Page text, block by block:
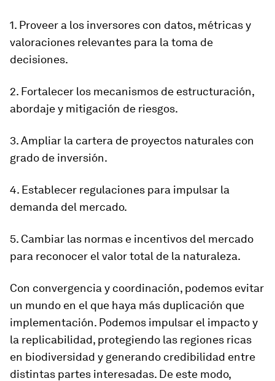
1. Proveer a los inversores con datos, métricas y
valoraciones relevantes para la toma de
decisiones.
2. Fortalecer los mecanismos de estructuración,
abordaje y mitigación de riesgos.
3. Ampliar la cartera de proyectos naturales con
grado de inversión.
4. Establecer regulaciones para impulsar la
demanda del mercado.
5. Cambiar las normas e incentivos del mercado
para reconocer el valor total de la naturaleza.
Con convergencia y coordinación, podemos evitar
un mundo en el que haya más duplicación que
implementación. Podemos impulsar el impacto y
la replicabilidad, protegiendo las regiones ricas
en biodiversidad y generando credibilidad entre
distintas partes interesadas. De este modo,